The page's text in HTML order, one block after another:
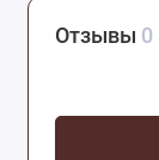
Отзывы 0